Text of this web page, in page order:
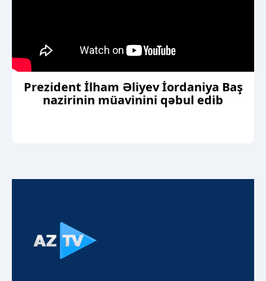
Prezident İlham Əliyev İordaniya Baş
nazirinin müavinini qəbul edib